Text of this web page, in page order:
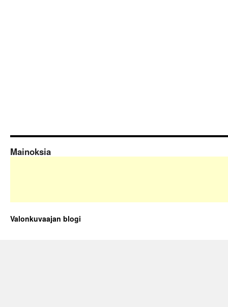
Mainoksia
Valonkuvaajan blogi